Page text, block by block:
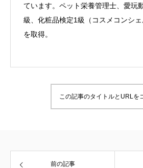
ています。ペット栄養管理士、愛玩
級、化粧品検定1級（コスメコンシ
を取得。
この記事のタイトルとURLを
前の記事